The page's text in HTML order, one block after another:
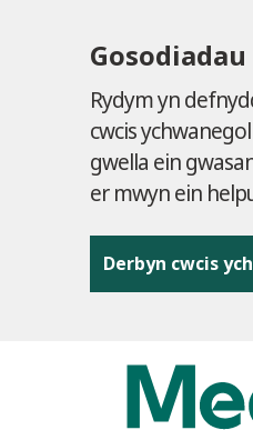
Rydym yn
cwcis
gwella ein
er mwyn ein
Derbyn cwcis